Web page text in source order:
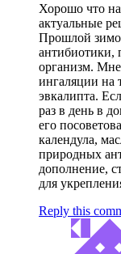
Хорошо что
актуальные
Прошлой
антибиотики,
организм.
ингаляции на
эвкалипта.
раз в день в
его
календула,
природных
дополнение,
для
Reply this